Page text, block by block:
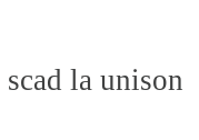
la unison